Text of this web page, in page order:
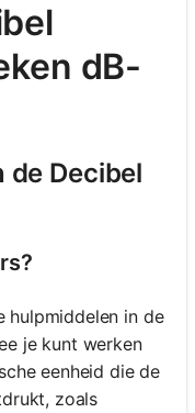
dB-
de Decibel
hulpmiddelen in de
je kunt werken
eenheid die de
zoals